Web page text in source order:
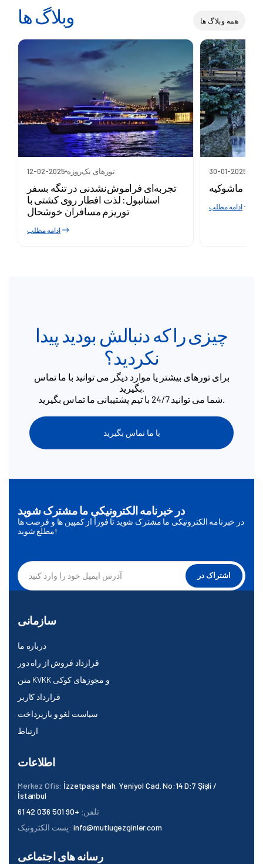
وبلاگ ها همه وبلاگ ها
12-02-2025 تورهای یک‌روزه
تجربه‌ای فراموش‌نشدنی در تنگه بسفر
استانبول: لذت افطار روی کشتی با
توریزم مسافران خوشحال
ادامه مطلب
30-01-2025
ماشوکیه
ادامه مطلب
چیزی را که دنبالش بودید پیدا
نکردید؟
برای تورهای بیشتر یا موارد دیگر می توانید با ما تماس
با ما تماس بگیرید
در خبرنامه الکترونیکی ما مشترک شوید
در خبرنامه الکترونیکی ما مشترک شوید تا فوراً از کمپین ها و فرصت ها
مطلع شوید!
اشتراک در
سازمانی
درباره ما
قرارداد فروش از راه دور
متن KVKK و مجوزهای کوکی
قرارداد کاربر
سیاست لغو و بازپرداخت
ارتباط
اطلاعات
Merkez Ofis: İzzetpaşa Mah. Yeniyol Cad. No:14 D:7 Şişli /
İstanbul
تلفن: +90 501 036 42 61
پست الکترونیک: info@mutlugezginler.com
رسانه های اجتماعی